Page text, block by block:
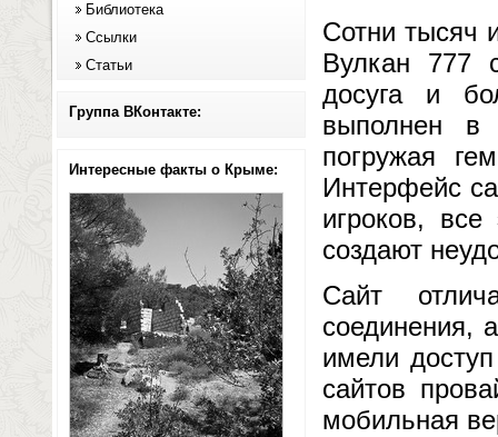
Библиотека
Ссылки
Статьи
Группа ВКонтакте:
Интересные факты о Крыме:
Сотни тысяч
Вулкан 777
досуга и
выполнен в
погружая
Интерфейс
игроков,
создают
Сайт
соединения,
имели
сайтов
мобильная